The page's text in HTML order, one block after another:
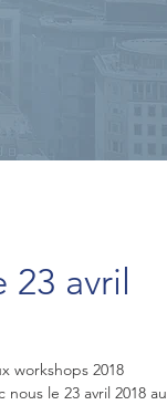
avril
workshops 2018
le 23 avril 2018 au